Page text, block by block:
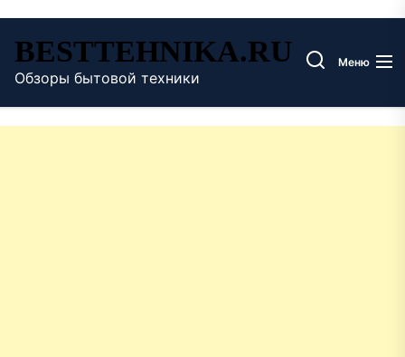
содержимому
BESTTEHNIKA.RU
Обзоры бытовой техники
Меню